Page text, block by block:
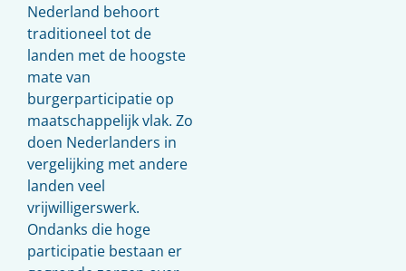
Nederland behoort
traditioneel tot de
landen met de hoogste
mate van
burgerparticipatie op
maatschappelijk vlak. Zo
doen Nederlanders in
vergelijking met andere
landen veel
vrijwilligerswerk.
Ondanks die hoge
participatie bestaan er